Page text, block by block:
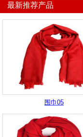
最新推荐产品
围巾05